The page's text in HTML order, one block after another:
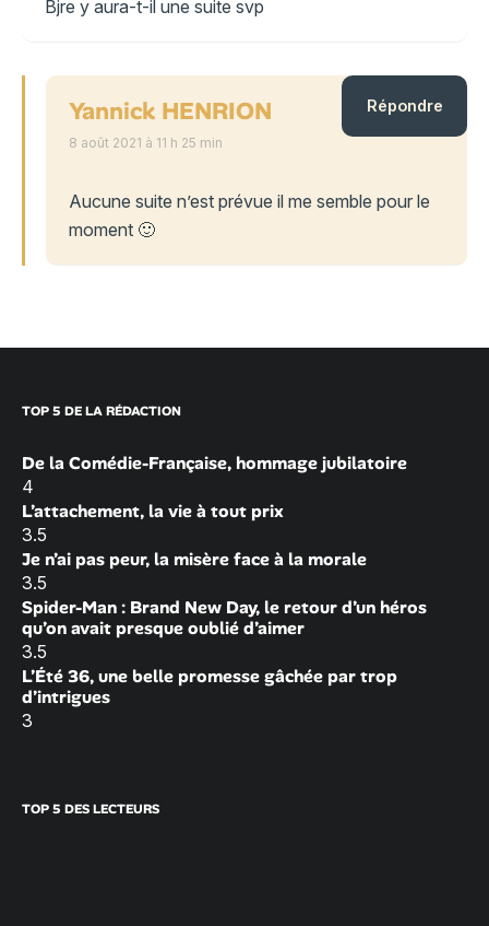
Bjre y aura-t-il une suite svp
Yannick HENRION
8 août 2021 à 11 h 25 min
Aucune suite n’est prévue il me semble pour le
moment 🙂
Répondre
TOP 5 DE LA RÉDACTION
De la Comédie-Française, hommage jubilatoire
4
L’attachement, la vie à tout prix
3.5
Je n’ai pas peur, la misère face à la morale
3.5
Spider-Man : Brand New Day, le retour d’un héros
qu’on avait presque oublié d’aimer
3.5
L’Été 36, une belle promesse gâchée par trop
d’intrigues
3
TOP 5 DES LECTEURS